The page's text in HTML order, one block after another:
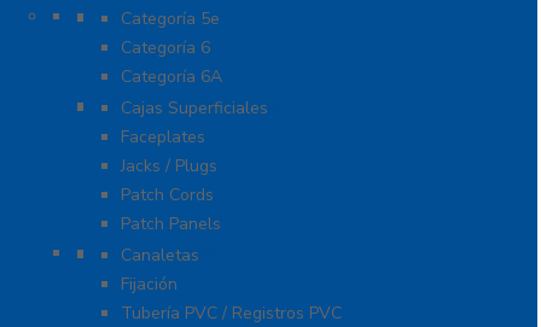
Cable
Categoría 5e
Categoría 6
Categoría 6A
Cableado de Cobre
Cajas Superficiales
Faceplates
Jacks / Plugs
Patch Cords
Patch Panels
Canalización
Canaletas
Fijación
Tubería PVC / Registros PVC